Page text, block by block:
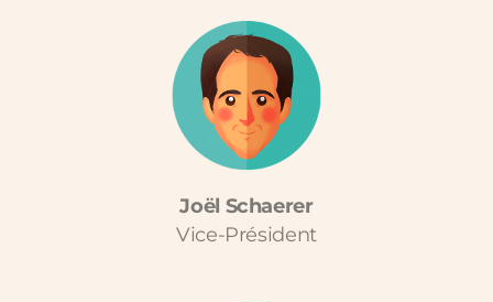
Joël Schaerer
Vice-Président